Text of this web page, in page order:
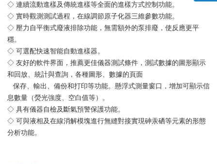
◇ 連續流動進樣及傳統進樣等全面的進樣方式控制功能。
◇ 實時觀測測試過程，在線調節原子化器三維參數功能。
◇ 壓力自平衡式廢液排除功能，無需額外的泵排廢，使反應更平
穩。
◇ 可選配快速智能自動進樣器。
◇ 友好的軟件界面，推薦更佳儀器測試條件，測試數據的圖形顯示
和回放、統計與查詢，各種圖形、數據的頁面
保存、輸出、備份和打印等功能。懸浮式測量窗口，增加可顯示信
息數量（熒光強度、空白值等）。
◇ 具有儀器自檢及斷氣預警保護功能。
◇ 可與液相及在線消解模塊進行無縫對接實現砷汞硒等元素的形態
分析功能。